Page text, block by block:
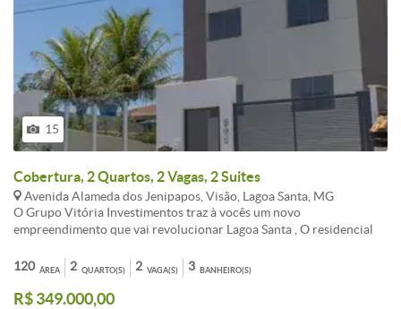
15
Cobertura, 2 Quartos, 2 Vagas, 2 Suites
Avenida Alameda dos Jenipapos, Visão, Lagoa Santa, MG
O Grupo Vitória Investimentos traz à vocês um novo
empreendimento que vai revolucionar Lagoa Santa , O residencial
um excelente bairro , que tem se desenvolvido a cada dia mais. Não
perca a oportunidade de morar em um magnifico apartamento com
todo conforto e comodidade que sua família merece . Cobertura
ÁREA
120 QUARTO(S)
2 VAGA(S)
2 BANHEIRO(S)
3
R$ 349.000,00